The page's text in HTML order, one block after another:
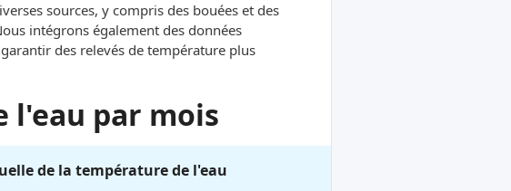
sources, y compris des bouées et des
intégrons également des données
des relevés de température plus
l'eau par mois
de la température de l'eau